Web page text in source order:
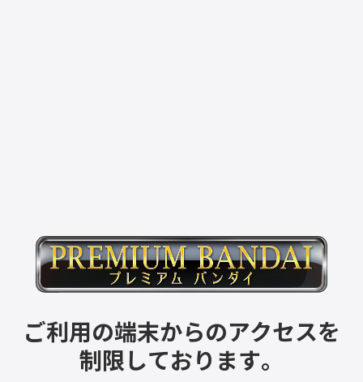
ご利用の端末からのアクセスを
制限しております。